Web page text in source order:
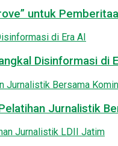
untuk
Disinformasi di
Jurnalistik